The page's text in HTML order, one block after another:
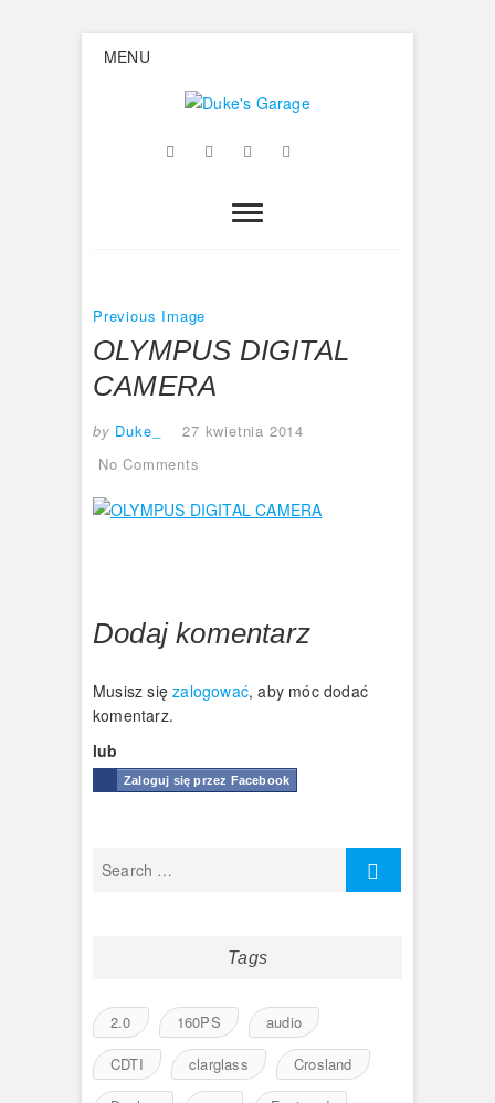
MENU
Duke's
FacebookTwitterGoogle
Instagram
Previous Image
OLYMPUS DIGITAL
CAMERA
by Duke_
27 kwietnia 2014
No Comments
Dodaj komentarz
Musisz sięzalogować, aby móc dodać
komentarz.
lub
Zaloguj się przez Facebook
Tags
2.0 160PS
audio
CDTI
clarglass
Crosland